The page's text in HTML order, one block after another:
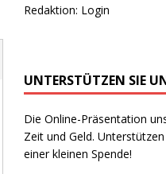
Redaktion: Login
UNTERSTÜTZEN SIE
Die Online-Präsentation
Zeit und Geld.
einer kleinen Spende!